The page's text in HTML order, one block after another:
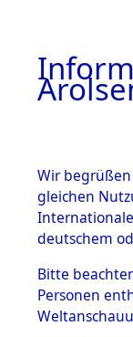
BILD
BESTÄNDE
1.
Wir begrüßen
gleichen
deutschem
Bitte
Personen